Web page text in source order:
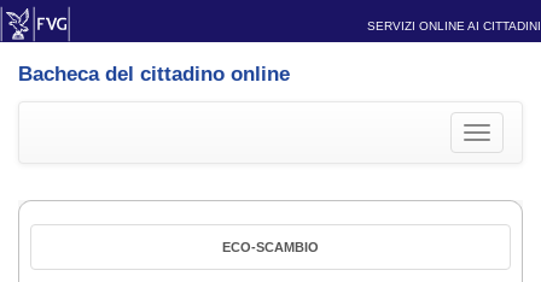
SERVIZI ONLINE AI CITTADINI
Bacheca del cittadino online
Toggle
ECO-SCAMBIO